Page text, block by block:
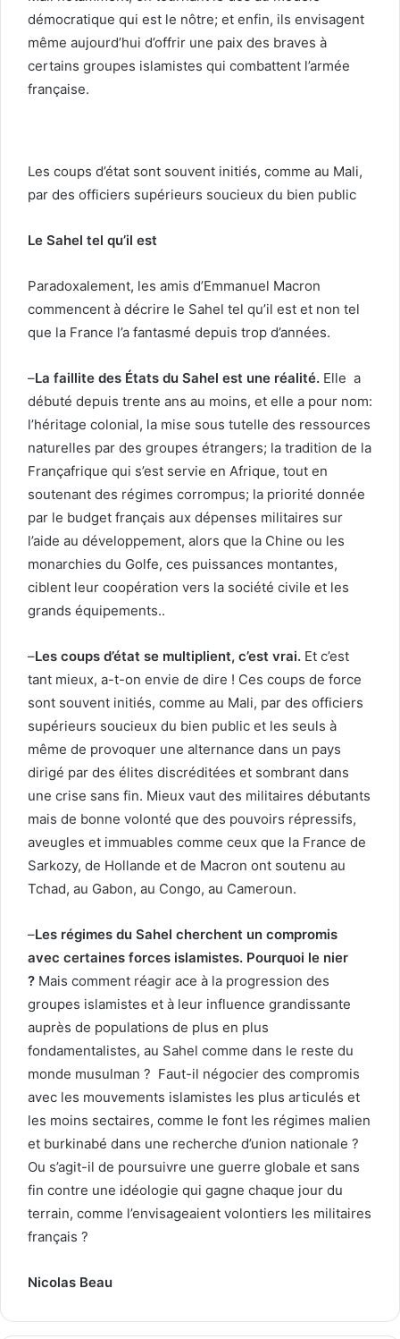
démocratique qui est le nôtre; et enfin, ils envisagent
même aujourd’hui d’offrir une paix des braves à
certains groupes islamistes qui combattent l’armée
française.
Les coups d’état sont souvent initiés, comme au Mali,
par des officiers supérieurs soucieux du bien public
Le Sahel tel qu’il est
Paradoxalement, les amis d’Emmanuel Macron
commencent à décrire le Sahel tel qu’il est et non tel
que la France l’a fantasmé depuis trop d’années.
–La faillite des États du Sahel est une réalité. Elle a
débuté depuis trente ans au moins, et elle a pour nom:
l’héritage colonial, la mise sous tutelle des ressources
naturelles par des groupes étrangers; la tradition de la
Françafrique qui s’est servie en Afrique, tout en
soutenant des régimes corrompus; la priorité donnée
par le budget français aux dépenses militaires sur
l’aide au développement, alors que la Chine ou les
monarchies du Golfe, ces puissances montantes,
ciblent leur coopération vers la société civile et les
grands équipements..
–Les coups d’état se multiplient, c’est vrai. Et c’est
tant mieux, a-t-on envie de dire ! Ces coups de force
sont souvent initiés, comme au Mali, par des officiers
supérieurs soucieux du bien public et les seuls à
même de provoquer une alternance dans un pays
dirigé par des élites discréditées et sombrant dans
une crise sans fin. Mieux vaut des militaires débutants
mais de bonne volonté que des pouvoirs répressifs,
aveugles et immuables comme ceux que la France de
Sarkozy, de Hollande et de Macron ont soutenu au
Tchad, au Gabon, au Congo, au Cameroun.
–Les régimes du Sahel cherchent un compromis
avec certaines forces islamistes. Pourquoi le nier
? Mais comment réagir ace à la progression des
groupes islamistes et à leur influence grandissante
auprès de populations de plus en plus
fondamentalistes, au Sahel comme dans le reste du
monde musulman ? Faut-il négocier des compromis
avec les mouvements islamistes les plus articulés et
les moins sectaires, comme le font les régimes malien
et burkinabé dans une recherche d’union nationale ?
Ou s’agit-il de poursuivre une guerre globale et sans
fin contre une idéologie qui gagne chaque jour du
terrain, comme l’envisageaient volontiers les militaires
français ?
Nicolas Beau